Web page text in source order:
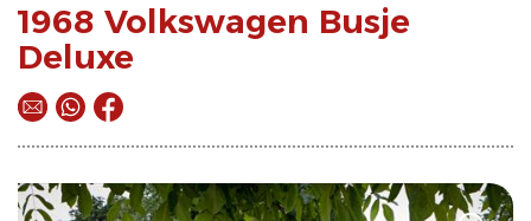
1968 Volkswagen Busje
Deluxe